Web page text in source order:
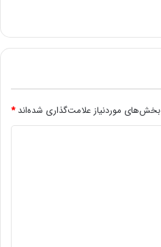
بخش‌های موردنیاز علامت‌گذاری شده‌اند*